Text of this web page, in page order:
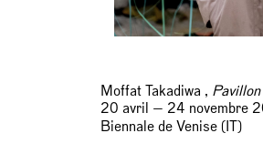
Moffat Takadiwa , Pavillon
20 avril — 24 novembre
Biennale de Venise (IT)